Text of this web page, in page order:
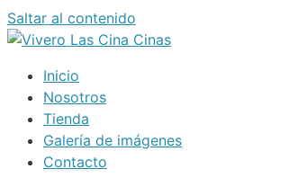
Saltar al contenido
Inicio
Nosotros
Tienda
Galería de imágenes
Contacto